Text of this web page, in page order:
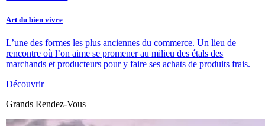
Art du bien vivre
L’une des formes les plus anciennes du commerce. Un lieu de
rencontre où l’on aime se promener au milieu des étals des
marchands et producteurs pour y faire ses achats de produits frais.
Découvrir
Grands Rendez-Vous